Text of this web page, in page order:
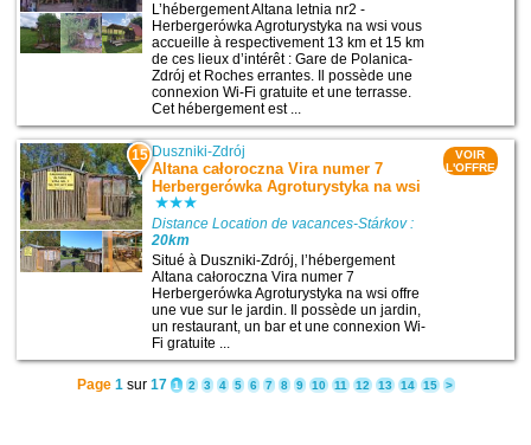
L’hébergement Altana letnia nr2 -
Herbergerówka Agroturystyka na wsi vous
accueille à respectivement 13 km et 15 km
de ces lieux d’intérêt : Gare de Polanica-
Zdrój et Roches errantes. Il possède une
connexion Wi-Fi gratuite et une terrasse.
Cet hébergement est ...
15 Duszniki-Zdrój
Altana całoroczna Vira numer 7
Herbergerówka Agroturystyka na wsi
Distance Location de vacances-Stárkov :
20km
Situé à Duszniki-Zdrój, l’hébergement
Altana całoroczna Vira numer 7
Herbergerówka Agroturystyka na wsi offre
une vue sur le jardin. Il possède un jardin,
un restaurant, un bar et une connexion Wi-
Fi gratuite ...
VOIR
L'OFFRE
Page 1sur 17 1 2 3 4 5 6 7 8 9 10 11 12 13 14 15 >